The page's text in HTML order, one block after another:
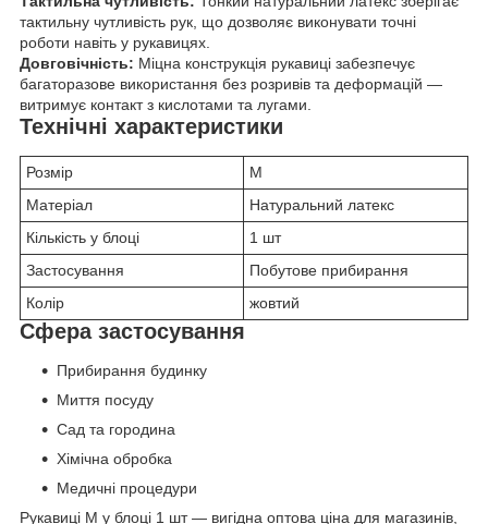
тактильну чутливість рук, що дозволяє виконувати точні
роботи навіть у рукавицях.
Довговічність: Міцна конструкція рукавиці забезпечує
багаторазове використання без розривів та деформацій —
витримує контакт з кислотами та лугами.
Технічні характеристики
Розмір
M
Матеріал
Натуральний латекс
Кількість у блоці
1 шт
Застосування
Побутове прибирання
Колір
жовтий
Сфера застосування
Прибирання будинку
Миття посуду
Сад та городина
Хімічна обробка
Медичні процедури
Рукавиці M у блоці 1 шт — вигідна оптова ціна для магазинів,